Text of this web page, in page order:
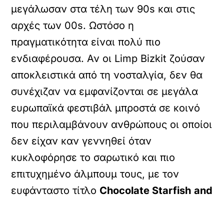
μεγάλωσαν στα τέλη των 90s και στις
αρχές των 00s. Ωστόσο η
πραγματικότητα είναι πολύ πιο
ενδιαφέρουσα. Αν οι Limp Bizkit ζούσαν
αποκλειστικά από τη νοσταλγία, δεν θα
συνέχιζαν να εμφανίζονται σε μεγάλα
ευρωπαϊκά φεστιβάλ μπροστά σε κοινό
που περιλαμβάνουν ανθρώπους οι οποίοι
δεν είχαν καν γεννηθεί όταν
κυκλοφόρησε το σαρωτικό και πιο
επιτυχημένο άλμπουμ τους, με τον
ευφάνταστο τίτλο Chocolate Starfish and